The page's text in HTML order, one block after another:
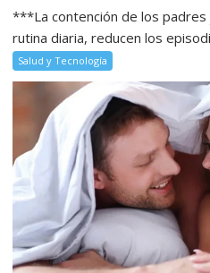
***La contención de los
rutina diaria, reducen los
Salud y Tecnología